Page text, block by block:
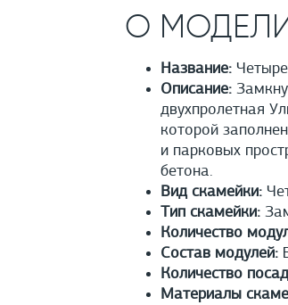
О
Название:
Описание:
двухпролетная
которой
и парковых
бетона.
Вид скамейки:
Тип скамейки:
Количество
Состав модулей:
Количество
Материалы